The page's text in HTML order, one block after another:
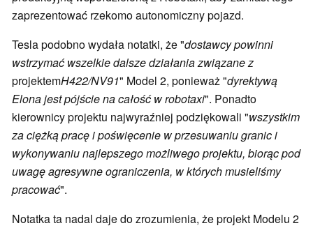
zaprezentować rzekomo autonomiczny pojazd.
Tesla podobno wydała notatki, że "dostawcy powinni
wstrzymać wszelkie dalsze działania związane z
projektemH422/NV91" Model 2, ponieważ "dyrektywą
Elona jest pójście na całość w robotaxi". Ponadto
kierownicy projektu najwyraźniej podziękowali "wszystkim
za ciężką pracę i poświęcenie w przesuwaniu granic i
wykonywaniu najlepszego możliwego projektu, biorąc pod
uwagę agresywne ograniczenia, w których musieliśmy
pracować".
Notatka ta nadal daje do zrozumienia, że projekt Modelu 2